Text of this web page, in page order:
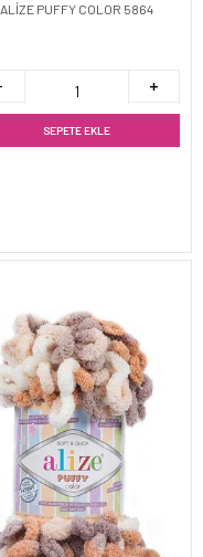
ALİZE PUFFY COLOR 5864
SEPETE EKLE